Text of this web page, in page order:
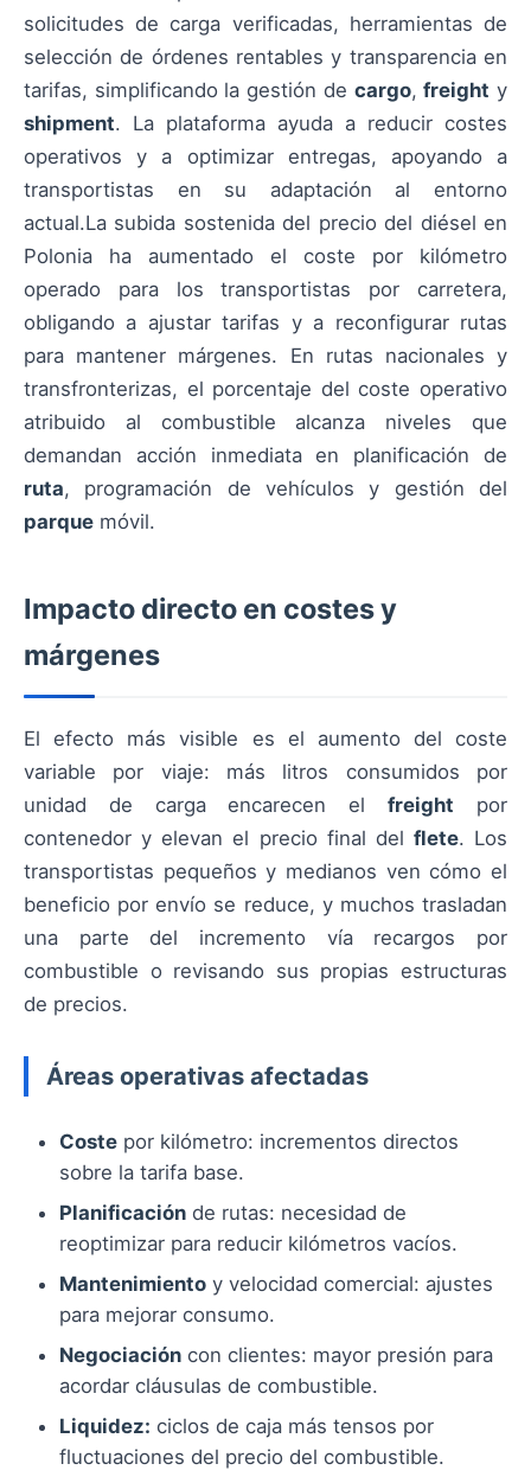
solicitudes de carga verificadas, herramientas de
selección de órdenes rentables y transparencia en
tarifas, simplificando la gestión de cargo,freight y
shipment. La plataforma ayuda a reducir costes
operativos y a optimizar entregas, apoyando a
transportistas en su adaptación al entorno
actual.La subida sostenida del precio del diésel en
Polonia ha aumentado el coste por kilómetro
operado para los transportistas por carretera,
obligando a ajustar tarifas y a reconfigurar rutas
para mantener márgenes. En rutas nacionales y
transfronterizas, el porcentaje del coste operativo
atribuido al combustible alcanza niveles que
demandan acción inmediata en planificación de
ruta, programación de vehículos y gestión del
parque móvil.
Impacto directo en costes y
márgenes
El efecto más visible es el aumento del coste
variable por viaje: más litros consumidos por
unidad de carga encarecen elfreight por
contenedor y elevan el precio final del flete. Los
transportistas pequeños y medianos ven cómo el
beneficio por envío se reduce, y muchos trasladan
una parte del incremento vía recargos por
combustible o revisando sus propias estructuras
de precios.
Áreas operativas afectadas
Coste por kilómetro: incrementos directos
sobre la tarifa base.
Planificación de rutas: necesidad de
reoptimizar para reducir kilómetros vacíos.
Mantenimiento y velocidad comercial: ajustes
para mejorar consumo.
Negociación con clientes: mayor presión para
acordar cláusulas de combustible.
Liquidez: ciclos de caja más tensos por
fluctuaciones del precio del combustible.